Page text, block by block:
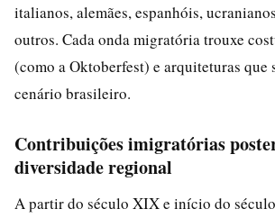
italianos, alemães, espanhóis,
outros. Cada onda migratória trouxe
(como a Oktoberfest) e arquiteturas que
cenário brasileiro.
Contribuições imigratórias
diversidade regional
A partir do século XIX e início do